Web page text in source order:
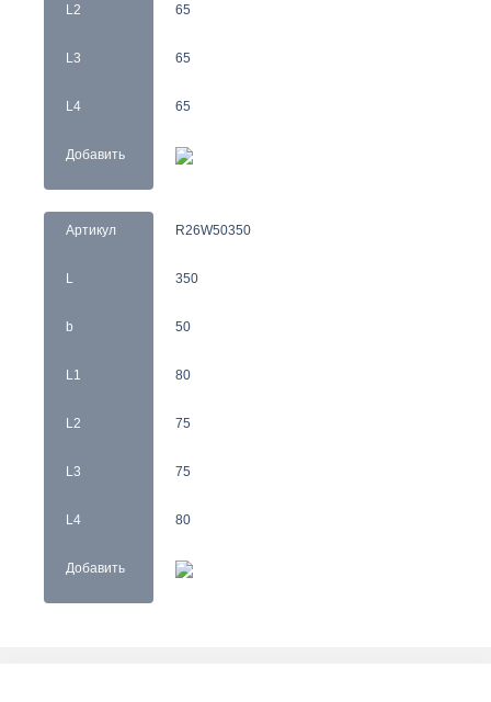
L2
L3
L4
Добавить
65
65
65
Артикул
L
b
L1
L2
L3
L4
Добавить
R26W50350
350
50
80
75
75
80